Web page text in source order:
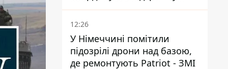
України - причину
замовчують
12:26
У Німеччині помітили
підозрілі дрони над базою,
де ремонтують Patriot - ЗМІ